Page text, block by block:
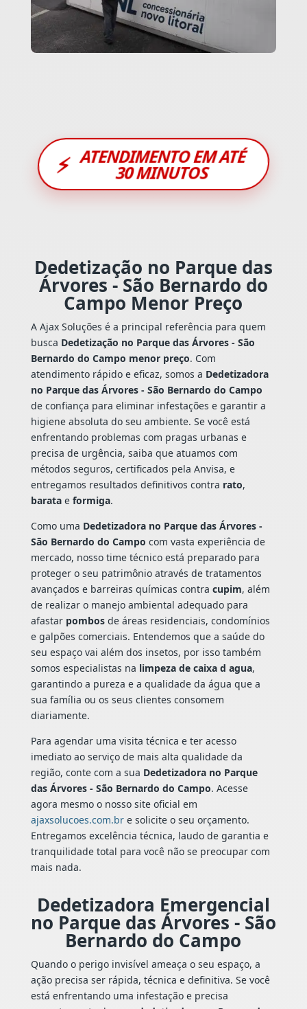
⚡ ATENDIMENTO EM ATÉ
30 MINUTOS
Dedetização no Parque das
Árvores - São Bernardo do
Campo Menor Preço
A Ajax Soluções é a principal referência para quem
busca Dedetização no Parque das Árvores - São
Bernardo do Campo menor preço. Com
atendimento rápido e eficaz, somos a Dedetizadora
no Parque das Árvores - São Bernardo do Campo
de confiança para eliminar infestações e garantir a
higiene absoluta do seu ambiente. Se você está
enfrentando problemas com pragas urbanas e
precisa de urgência, saiba que atuamos com
métodos seguros, certificados pela Anvisa, e
entregamos resultados definitivos contra rato,
baratae formiga.
Como uma Dedetizadora no Parque das Árvores -
São Bernardo do Campo com vasta experiência de
mercado, nosso time técnico está preparado para
proteger o seu patrimônio através de tratamentos
avançados e barreiras químicas contra cupim, além
de realizar o manejo ambiental adequado para
afastar pombosde áreas residenciais, condomínios
e galpões comerciais. Entendemos que a saúde do
seu espaço vai além dos insetos, por isso também
somos especialistas na limpeza de caixa d agua,
garantindo a pureza e a qualidade da água que a
sua família ou os seus clientes consomem
diariamente.
Para agendar uma visita técnica e ter acesso
imediato ao serviço de mais alta qualidade da
região, conte com a sua Dedetizadora no Parque
das Árvores - São Bernardo do Campo. Acesse
agora mesmo o nosso site oficial em
ajaxsolucoes.com.bre solicite o seu orçamento.
Entregamos excelência técnica, laudo de garantia e
tranquilidade total para você não se preocupar com
mais nada.
Dedetizadora Emergencial
no Parque das Árvores - São
Bernardo do Campo
Quando o perigo invisível ameaça o seu espaço, a
ação precisa ser rápida, técnica e definitiva. Se você
está enfrentando uma infestação e precisa